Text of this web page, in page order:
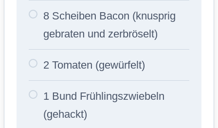
8 Scheiben Bacon (knusprig
gebraten und zerbröselt)
2 Tomaten (gewürfelt)
1 Bund Frühlingszwiebeln
(gehackt)